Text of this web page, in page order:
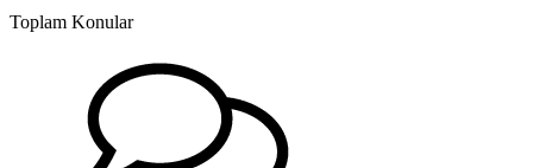
Toplam Konular